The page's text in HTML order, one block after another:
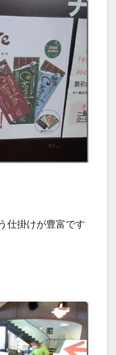
仕掛けが豊富です